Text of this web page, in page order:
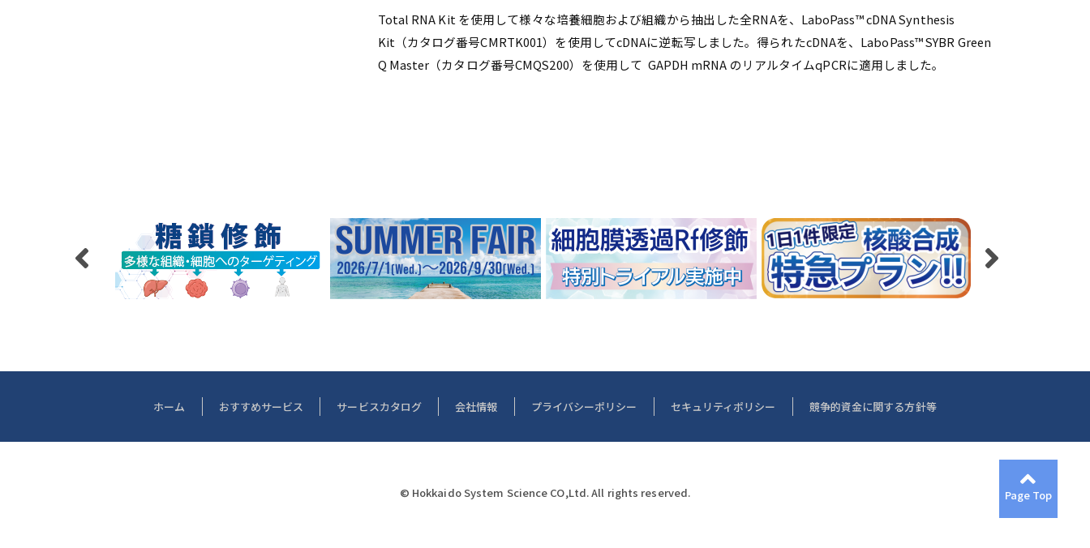
Total RNA Kit を使用して様々な培養細胞および組織から抽出した全RNAを、LaboPass™ cDNA Synthesis
Kit（カタログ番号CMRTK001）を使用してcDNAに逆転写しました。得られたcDNAを、LaboPass™ SYBR Green
Q Master（カタログ番号CMQS200）を使用して GAPDH mRNA のリアルタイムqPCRに適用しました。
Page Top
ホーム おすすめサービス サービスカタログ 会社情報 プライバシーポリシー セキュリティポリシー 競争的資金に関する方針等
© Hokkaido System Science CO,Ltd. All rights reserved.